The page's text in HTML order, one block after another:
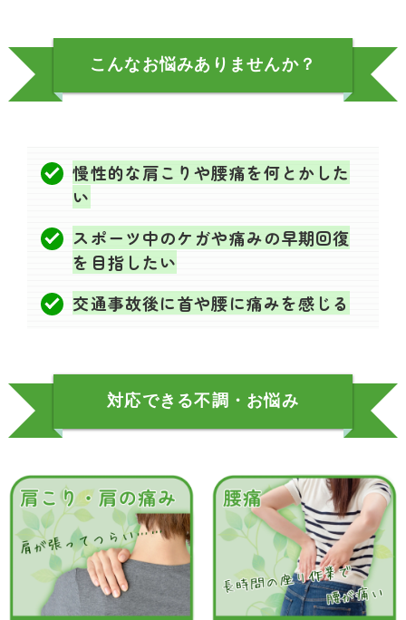
こんなお悩みありませんか？
慢性的な肩こりや腰痛を何とかした
い
スポーツ中のケガや痛みの早期回復
を目指したい
交通事故後に首や腰に痛みを感じる
対応できる不調・お悩み